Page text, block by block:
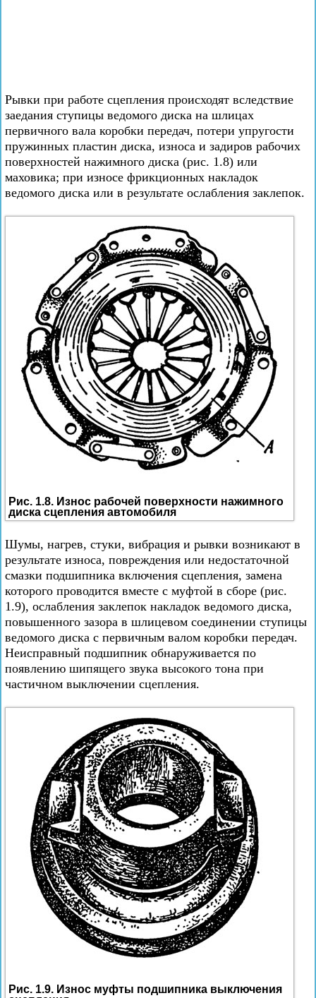
Рывки при работе сцепления происходят вследствие
заедания ступицы ведомого диска на шлицах
первичного вала коробки передач, потери упругости
пружинных пластин диска, износа и задиров рабочих
поверхностей нажимного диска (рис. 1.8) или
маховика; при износе фрикционных накладок
ведомого диска или в результате ослабления заклепок.
Рис. 1.8. Износ рабочей поверхности нажимного
диска сцепления автомобиля
Шумы, нагрев, стуки, вибрация и рывки возникают в
результате износа, повреждения или недостаточной
смазки подшипника включения сцепления, замена
которого проводится вместе с муфтой в сборе (рис.
1.9), ослабления заклепок накладок ведомого диска,
повышенного зазора в шлицевом соединении ступицы
ведомого диска с первичным валом коробки передач.
Неисправный подшипник обнаруживается по
появлению шипящего звука высокого тона при
частичном выключении сцепления.
Рис. 1.9. Износ муфты подшипника выключения